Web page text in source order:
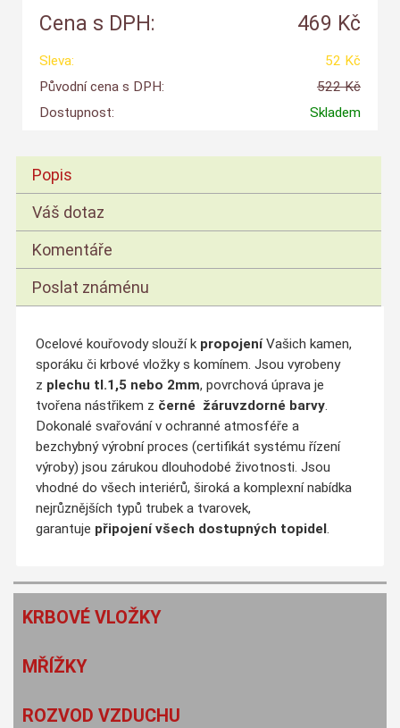
Cena s DPH: 469 Kč
Sleva:
52 Kč
Původní cena s DPH:
522 Kč
Dostupnost:
Skladem
Popis
Váš dotaz
Komentáře
Poslat známénu
Ocelové kouřovody slouží kpropojeníVašich kamen,
sporáku či krbové vložky s komínem. Jsou vyrobeny
z plechu tl.1,5 nebo 2mm, povrchová úprava je
tvořena nástřikem z černé žáruvzdorné barvy.
Dokonalé svařování v ochranné atmosféře a
bezchybný výrobní proces (certifikát systému řízení
výroby) jsou zárukou dlouhodobé životnosti. Jsou
vhodné do všech interiérů, široká a komplexní nabídka
nejrůznějších typů trubek a tvarovek,
garantuje připojení všech dostupných topidel.
KRBOVÉ VLOŽKY
MŘÍŽKY
ROZVOD VZDUCHU